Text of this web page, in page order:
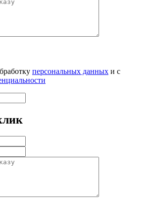
персональных данных и с